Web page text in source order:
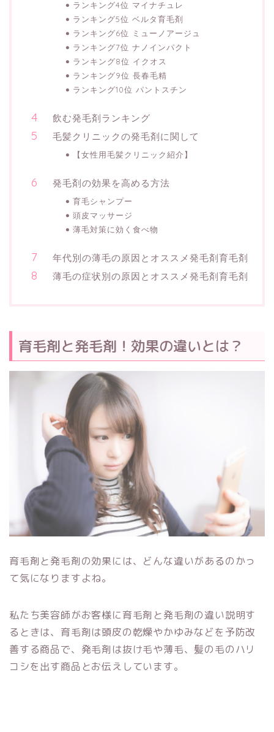
ランキング4位 マイナチュレ
ランキング5位 ベルタ育毛剤
ランキング6位 ミューノアージュ
ランキング7位 ナノインパクト
ランキング8位 イクオス
ランキング9位 長春毛精
ランキング10位 パントスチン
飲む発毛剤ランキング
毛髪クリニックの発毛剤に関して
【女性用毛髪クリニック紹介】
発毛剤の効果を高める方法
育毛シャンプー
頭皮マッサージ
薄毛対策に効く食べ物
年代別の薄毛の原因とオススメ発毛剤育毛剤
薄毛の症状別の原因とオススメ発毛剤育毛剤
育毛剤と発毛剤！効果の違いとは？
育毛剤と発毛剤の効果には、どんな違いがあるのかっ
て気になりますよね。
私たち美容師がお客様に育毛剤と発毛剤の違い説明す
るときは、育毛剤は頭皮の乾燥やかゆみなどを予防改
善する商品で、発毛剤は抜け毛や薄毛、髪の毛のハリ
コシを出す商品とお伝えしています。